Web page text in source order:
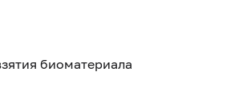
биоматериала